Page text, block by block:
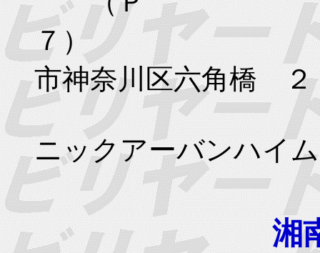
７
市神奈川区六角橋
ニックアーバン
湘